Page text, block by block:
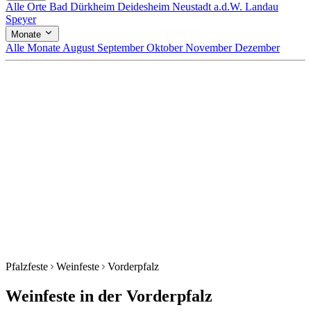
Alle Orte Bad Dürkheim Deidesheim Neustadt a.d.W. Landau
Speyer
Monate
Alle Monate August SeptemberOktoberNovemberDezember
Pfalzfeste Weinfeste Vorderpfalz
Weinfeste in der Vorderpfalz